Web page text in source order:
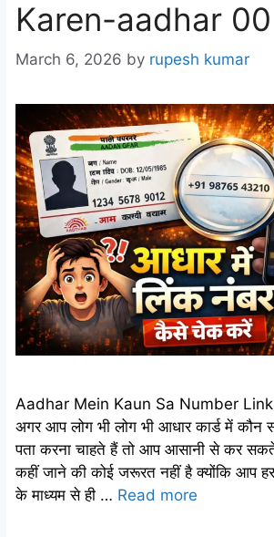
Karen-aadhar 00
March 6, 2026 by rupesh kumar
Aadhar Mein Kaun Sa Number
अगर आप लोग भी लोग भी आधार कार्ड में कौन
पता करना चाहते हैं तो आप आसानी से कर
कहीं जाने की कोई जरूरत नहीं है क्योंकि आप
के माध्यम से ही … Read more